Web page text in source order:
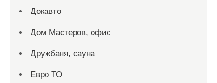
Докавто
Дом Мастеров, офис
Дружбаня, сауна
Евро ТО